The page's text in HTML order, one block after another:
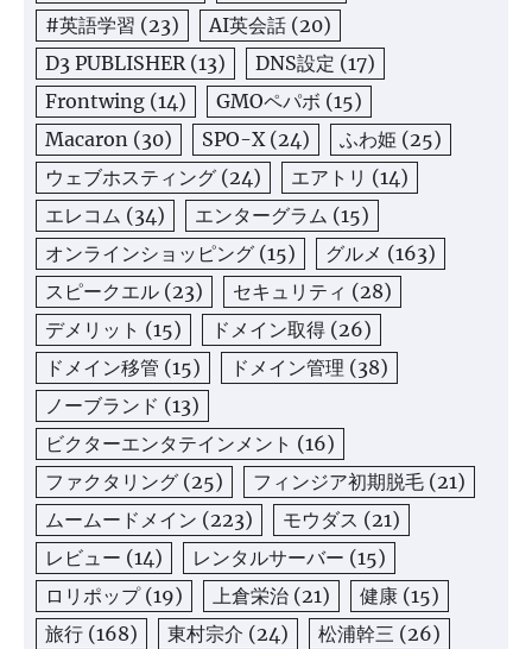
#英語学習 (23) AI英会話 (20)
D3 PUBLISHER (13) DNS設定 (17)
Frontwing (14) GMOペパボ (15)
Macaron (30) SPO-X (24) ふわ姫 (25)
ウェブホスティング (24) エアトリ (14)
エレコム (34) エンターグラム (15)
オンラインショッピング (15) グルメ (163)
スピークエル (23) セキュリティ (28)
デメリット (15) ドメイン取得 (26)
ドメイン移管 (15) ドメイン管理 (38)
ノーブランド (13)
ビクターエンタテインメント (16)
ファクタリング (25) フィンジア初期脱毛 (21)
ムームードメイン (223) モウダス (21)
レビュー (14) レンタルサーバー (15)
ロリポップ(19) 上倉栄治 (21) 健康 (15)
旅行 (168) 東村宗介 (24) 松浦幹三 (26)